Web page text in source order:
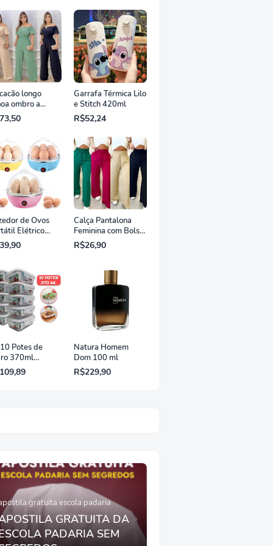
longo
ombro a
Garrafa Térmica Lilo
e Stitch 420ml
R$52,24
de Ovos
Elétrico
à Vapor
Cooker 110v
Calça Pantalona
Feminina com Bolso
Tecido Duna
R$26,90
Potes de
370ml
Marmita
Tampa 4
Natura Homem
Dom 100 ml
R$229,90
gratuita escola padaria
GRATUITA DA
PADARIA SEM